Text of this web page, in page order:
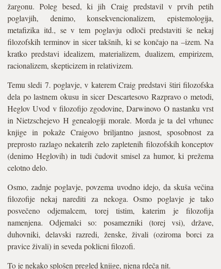
žargonu. Poleg besed, ki jih Craig predstavil v prvih petih
poglavjih, denimo, konsekvencionalizem, epistemologija,
metafizika itd., se v tem poglavju odloči predstaviti še nekaj
filozofskih terminov in sicer takšnih, ki se končajo na –izem. Na
kratko predstavi idealizem, materializem, dualizem, empirizem,
racionalizem, skepticizem in relativizem.
Temu sledi 7. poglavje, v katerem Craig predstavi štiri filozofska
dela po lastnem okusu in sicer Descartesovo Razpravo o metodi,
Heglov Uvod v filozofijo zgodovine, Darwinovo O nastanku vrst
in Nietzschejevo H genealogiji morale. Morda je ta del vrhunec
knjige in pokaže Craigovo briljantno jasnost, sposobnost za
preprosto razlago nekaterih zelo zapletenih filozofskih konceptov
(denimo Heglovih) in tudi čudovit smisel za humor, ki prežema
celotno delo.
Osmo, zadnje poglavje, povzema uvodno idejo, da skuša večina
filozofije nekaj narediti za nekoga. Osmo poglavje je tako
posvečeno odjemalcem, torej tistim, katerim je filozofija
namenjena. Odjemalci so: posamezniki (torej vsi), države,
duhovniki, delavski razredi, ženske, živali (oziroma borci za
pravice živali) in seveda poklicni filozofi.
To je nekako splošen pregled knjige, njena rdeča nit.